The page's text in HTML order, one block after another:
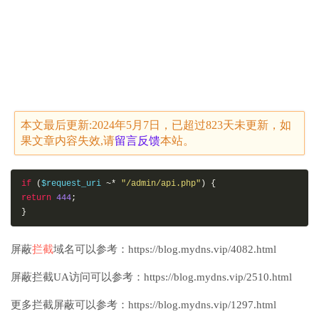
本文最后更新:2024年5月7日，已超过823天未更新，如
果文章内容失效,请留言反馈本站。
if ($request_uri ~* "/admin/api.php" )
{
return 444;
}
屏蔽拦截域名可以参考：https://blog.mydns.vip/4082.html
屏蔽拦截UA访问可以参考：https://blog.mydns.vip/2510.html
更多拦截屏蔽可以参考：https://blog.mydns.vip/1297.html